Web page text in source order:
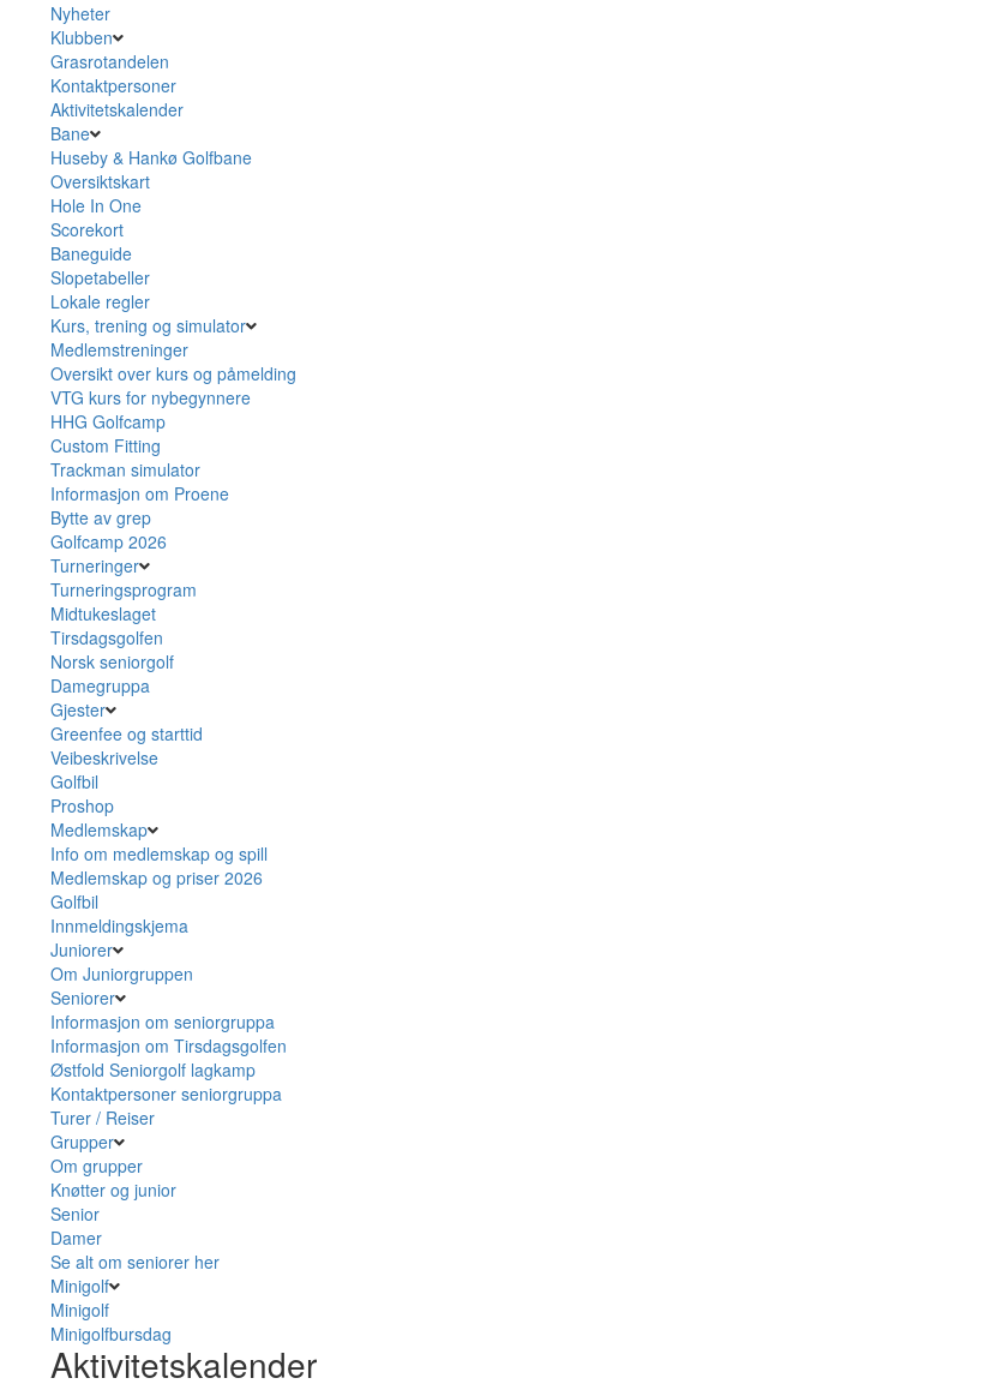
Nyheter
Klubben
Grasrotandelen
Kontaktpersoner
Aktivitetskalender
Bane
Huseby & Hankø Golfbane
Oversiktskart
Hole In One
Scorekort
Baneguide
Slopetabeller
Lokale regler
Kurs, trening og simulator
Medlemstreninger
Oversikt over kurs og påmelding
VTG kurs for nybegynnere
HHG Golfcamp
Custom Fitting
Trackman simulator
Informasjon om Proene
Bytte av grep
Golfcamp 2026
Turneringer
Turneringsprogram
Midtukeslaget
Tirsdagsgolfen
Norsk seniorgolf
Damegruppa
Gjester
Greenfee og starttid
Veibeskrivelse
Golfbil
Proshop
Medlemskap
Info om medlemskap og spill
Medlemskap og priser 2026
Golfbil
Innmeldingskjema
Juniorer
Om Juniorgruppen
Seniorer
Informasjon om seniorgruppa
Informasjon om Tirsdagsgolfen
Østfold Seniorgolf lagkamp
Kontaktpersoner seniorgruppa
Turer / Reiser
Grupper
Om grupper
Knøtter og junior
Senior
Damer
Se alt om seniorer her
Minigolf
Minigolf
Minigolfbursdag
Aktivitetskalender